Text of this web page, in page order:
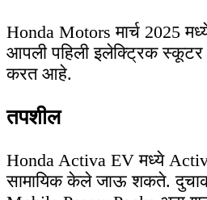
Honda Motors मार्च 2025
आपली पहिली इलेक्ट्रिक स्कूटर
करत आहे.
तपशील
Honda Activa EV मध्ये
सामायिक केले जाऊ शकते.